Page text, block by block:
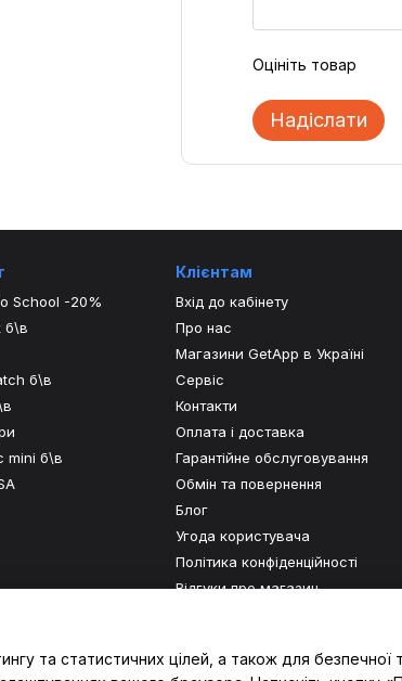
Оцініть товар
Надіслати
School -20%
б\в
б\в
mini б\в
Клієнтам
Вхід до кабінету
Про нас
Магазини GetApp в Україні
Сервіс
Контакти
Оплата і доставка
Гарантійне обслуговування
Обмін та повернення
Блог
Угода користувача
Політика конфіденційності
Відгуки про магазин
та статистичних цілей, а також для безпечної